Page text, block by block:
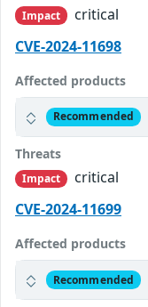
Impact
critical
CVE-2024-11698
Affected products
Recommended
Threats
Impact
critical
CVE-2024-11699
Affected products
Recommended